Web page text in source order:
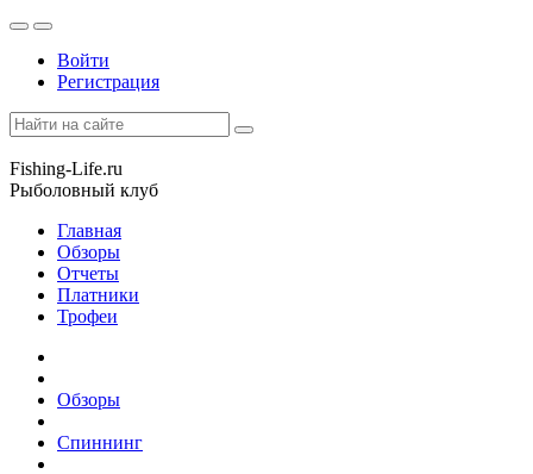
Войти
Регистрация
Fishing-Life.ru
Рыболовный клуб
Главная
Обзоры
Отчеты
Платники
Трофеи
Обзоры
Спиннинг